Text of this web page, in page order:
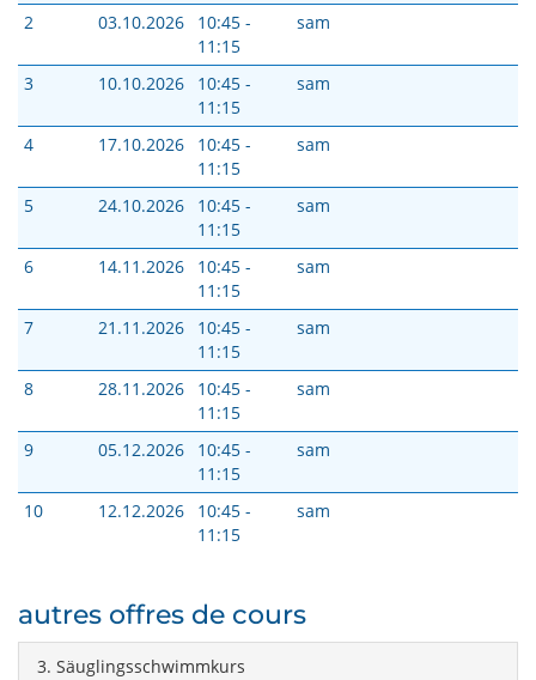
2 03.10.2026
10:45 -
11:15
sam
3 10.10.2026
10:45 -
11:15
sam
4 17.10.2026
10:45 -
11:15
sam
5 24.10.2026
10:45 -
11:15
sam
6 14.11.2026
10:45 -
11:15
sam
7 21.11.2026
10:45 -
11:15
sam
8 28.11.2026
10:45 -
11:15
sam
9 05.12.2026
10:45 -
11:15
sam
10 12.12.2026
10:45 -
11:15
sam
autres offres de cours
3. Säuglingsschwimmkurs